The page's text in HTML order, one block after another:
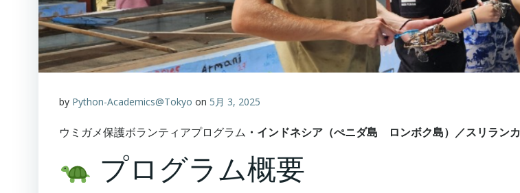
by Python-Academics@Tokyo on 5月 3, 2025
ウミガメ保護ボランティアプログラム ・インドネシア（ぺニダ島 ロンボク島）／スリランカ
プログラム概要